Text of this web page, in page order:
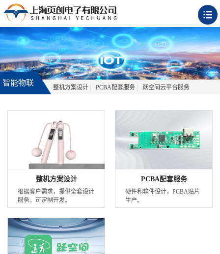
智能物联
整机方案设计 PCBA配套服务 跃空间云平台服务
整机方案设计
根据客户需求，提供全套设计
服务，可定制开发。
PCBA配套服务
硬件和软件设计，PCBA贴片
生产。